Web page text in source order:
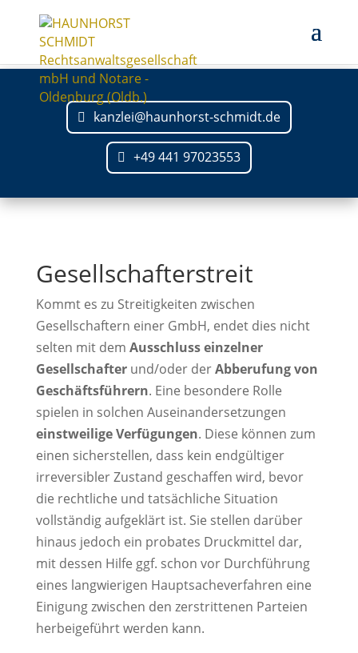
kanzlei@haunhorst-schmidt.de
+49 441 97023553
Gesellschafterstreit
Kommt es zu Streitigkeiten zwischen
Gesellschaftern einer GmbH, endet dies nicht
selten mit dem Ausschluss einzelner
Gesellschafterund/oder derAbberufung von
Geschäftsführern. Eine besondere Rolle
spielen in solchen Auseinandersetzungen
einstweilige Verfügungen. Diese können zum
einen sicherstellen, dass kein endgültiger
irreversibler Zustand geschaffen wird, bevor
die rechtliche und tatsächliche Situation
vollständig aufgeklärt ist. Sie stellen darüber
hinaus jedoch ein probates Druckmittel dar,
mit dessen Hilfe ggf. schon vor Durchführung
eines langwierigen Hauptsacheverfahren eine
Einigung zwischen den zerstrittenen Parteien
herbeigeführt werden kann.